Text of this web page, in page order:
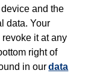
and the
data. Your
it at any
right of
in ourdata